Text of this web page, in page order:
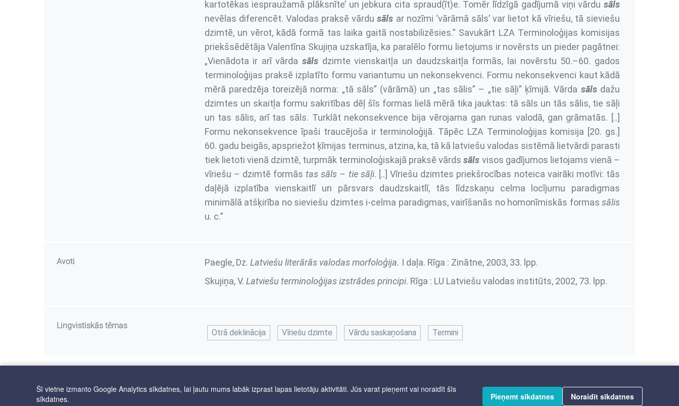
kartotēkas iespraužamā plāksnīte’ un jebkura cita spraud(īt)e. Tomēr līdzīgā gadījumā viņi vārdu sāls
nevēlas diferencēt. Valodas praksē vārdusāls ar nozīmi ‘vārāmā sāls’ var lietot kā vīriešu, tā sieviešu
dzimtē, un vērot, kādā formā tas laika gaitā nostabilizēsies.” Savukārt LZA Terminoloģijas komisijas
priekšsēdētāja Valentīna Skujiņa uzskatīja, ka paralēlo formu lietojums ir novērsts un pieder pagātnei:
„Vienādota ir arī vārdasāls dzimte vienskaitļa un daudzskaitļa formās, lai novērstu 50.–60. gados
terminoloģijas praksē izplatīto formu variantumu un nekonsekvenci. Formu nekonsekvenci kaut kādā
mērā paredzēja toreizējā norma: „tā sāls” (vārāmā) un „tas sālis” – „tie sāļi” ķīmijā. Vārda sālsdažu
dzimtes un skaitļa formu sakritības dēļ šīs formas lielā mērā tika jauktas: tā sāls un tās sālis, tie sāļi
un tas sālis, arī tas sāls. Turklāt nekonsekvence bija vērojama gan runas valodā, gan grāmatās. [..]
Formu nekonsekvence īpaši traucējoša ir terminoloģijā. Tāpēc LZA Terminoloģijas komisija [20. gs.]
60. gadu beigās, apspriežot ķīmijas terminus, atzina, ka, tā kā latviešu valodas sistēmā lietvārdi parasti
tiek lietoti vienā dzimtē, turpmāk terminoloģiskajā praksē vārdssāls visos gadījumos lietojams vienā –
vīriešu – dzimtē formāstas sāls – tie sāļi. [..] Vīriešu dzimtes priekšrocības noteica vairāki motīvi: tās
daļējā izplatība vienskaitlī un pārsvars daudzskaitlī, tās līdzskaņu celma locījumu paradigmas
minimālā atšķirība no sieviešu dzimtes i-celma paradigmas, vairīšanās no homonīmiskās formas sālis
u. c.”
Avoti Paegle, Dz. Latviešu literārās valodas morfoloģija. I daļa. Rīga : Zinātne, 2003, 33. lpp.
Skujiņa, V. Latviešu terminoloģijas izstrādes principi. Rīga : LU Latviešu valodas institūts, 2002, 73. lpp.
Lingvistiskās tēmas
Otrā deklinācija Vīriešu dzimte Vārdu saskaņošana Termini
Šī vietne izmanto Google Analytics sīkdatnes, lai ļautu mums labāk izprast lapas lietotāju aktivitāti. Jūs varat pieņemt vai noraidīt šīs
sīkdatnes.
Pieņemt sīkdatnes Noraidīt sīkdatnes